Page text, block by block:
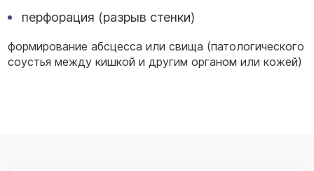
перфорация (разрыв стенки)
формирование абсцесса или свища (патологического
соустья между кишкой и другим органом или кожей)